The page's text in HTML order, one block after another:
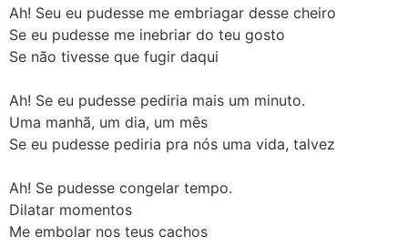
Ah! Seu eu pudesse me embriagar desse cheiro
Se eu pudesse me inebriar do teu gosto
Se não tivesse que fugir daqui
Ah! Se eu pudesse pediria mais um minuto.
Uma manhã, um dia, um mês
Se eu pudesse pediria pra nós uma vida, talvez
Ah! Se pudesse congelar tempo.
Dilatar momentos
Me embolar nos teus cachos